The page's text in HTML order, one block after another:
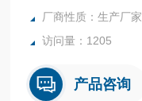
厂商性质：生产厂家
访问量：1205
产品咨询